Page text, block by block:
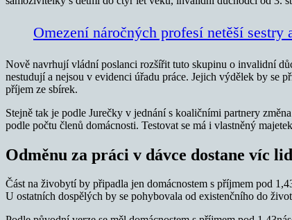
Omezení náročných profesí netěší
Nově navrhují vládní poslanci rozšířit tuto skupinu o invalidní
nestudují a nejsou v evidenci úřadu práce. Jejich výdělek by se
příjem ze sbírek.
Stejně tak je podle Jurečky v jednání s koaličními partnery
podle počtu členů domácnosti. Testovat se má i vlastněný
Odměnu za práci v dávce dostane víc
Část na živobytí by připadla jen domácnostem s příjmem pod
U ostatních dospělých by se pohybovala od existenčního do